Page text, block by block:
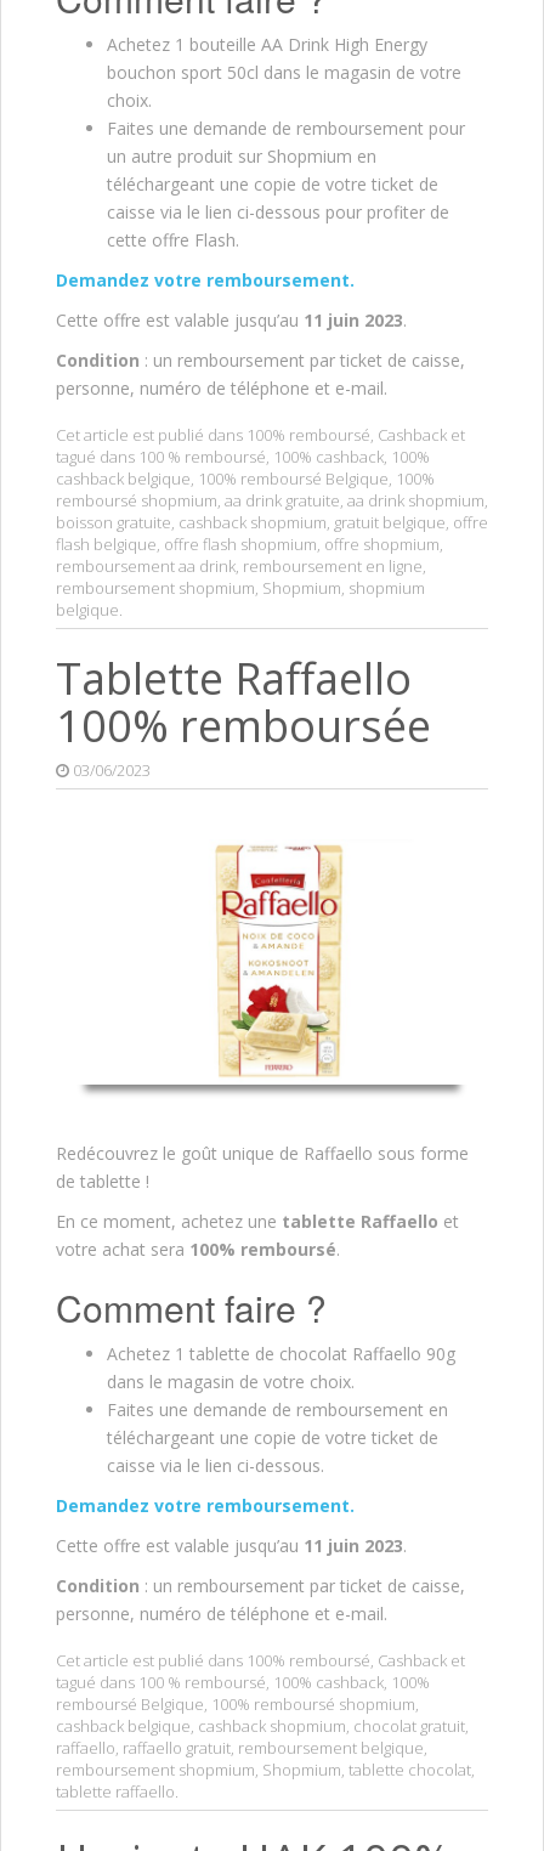
Achetez 1 bouteille AA Drink High Energy
bouchon sport 50cl dans le magasin de votre
choix.
Faites une demande de remboursement pour
un autre produit sur Shopmium en
téléchargeant une copie de votre ticket de
caisse via le lien ci-dessous pour profiter de
cette offre Flash.
Demandez votre remboursement.
Cette offre est valable jusqu’au 11 juin 2023.
Condition : un remboursement par ticket de caisse,
personne, numéro de téléphone et e-mail.
Cet article est publié dans 100% remboursé, Cashback et
tagué dans 100 % remboursé, 100% cashback, 100%
cashback belgique, 100% remboursé Belgique, 100%
remboursé shopmium, aa drink gratuite, aa drink shopmium,
boisson gratuite, cashback shopmium, gratuit belgique, offre
flash belgique, offre flash shopmium, offre shopmium,
remboursement aa drink, remboursement en ligne,
remboursement shopmium, Shopmium, shopmium
belgique.
Tablette Raffaello
100% remboursée
03/06/2023
Redécouvrez le goût unique de Raffaello sous forme
de tablette !
En ce moment, achetez une tablette Raffaello et
votre achat sera 100% remboursé.
Comment faire ?
Achetez 1 tablette de chocolat Raffaello 90g
dans le magasin de votre choix.
Faites une demande de remboursement en
téléchargeant une copie de votre ticket de
caisse via le lien ci-dessous.
Demandez votre remboursement.
Cette offre est valable jusqu’au 11 juin 2023.
Condition : un remboursement par ticket de caisse,
personne, numéro de téléphone et e-mail.
Cet article est publié dans 100% remboursé, Cashback et
tagué dans 100 % remboursé, 100% cashback, 100%
remboursé Belgique, 100% remboursé shopmium,
cashback belgique, cashback shopmium, chocolat gratuit,
raffaello, raffaello gratuit, remboursement belgique,
remboursement shopmium, Shopmium, tablette chocolat,
tablette raffaello.